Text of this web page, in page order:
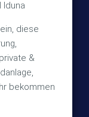
Iduna
diese
&
bekommen